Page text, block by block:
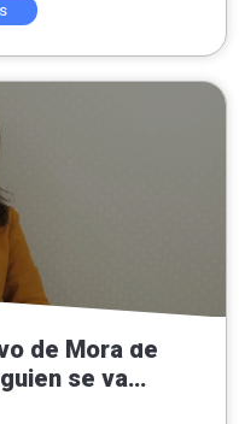
de Mora de
se va
escuchar,